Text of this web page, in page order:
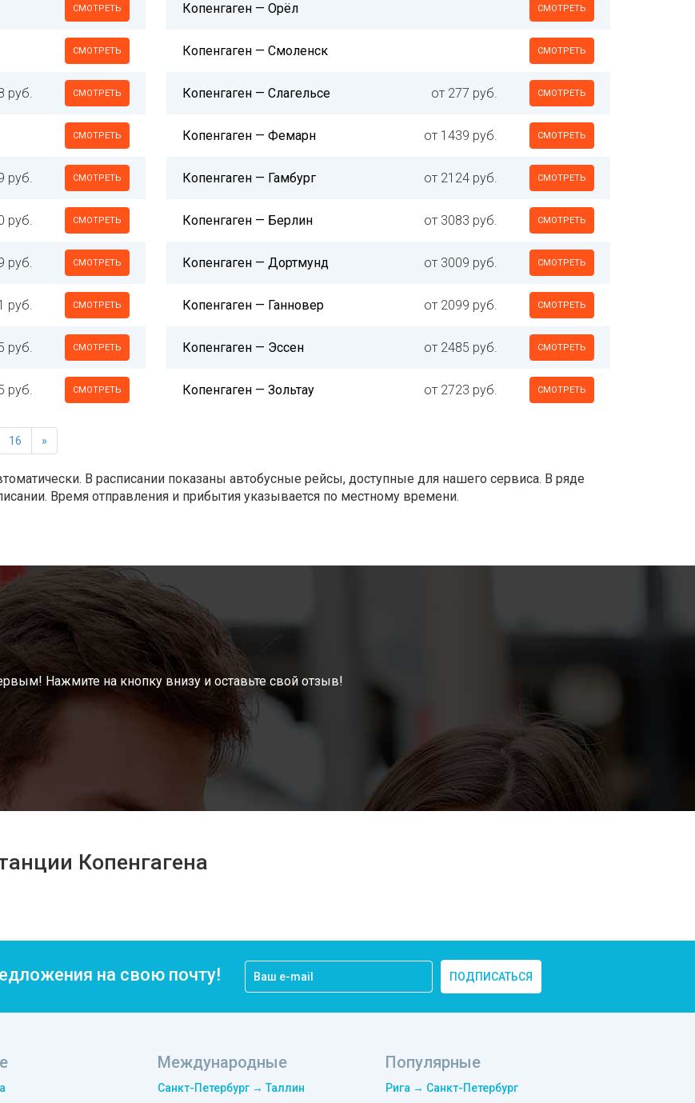
СМОТРЕТЬ Копенгаген — Орёл СМОТРЕТЬ
СМОТРЕТЬ Копенгаген — Смоленск СМОТРЕТЬ
СМОТРЕТЬ
руб. Копенгаген — Слагельсе СМОТРЕТЬ
от 277 руб.
СМОТРЕТЬ Копенгаген — Фемарн СМОТРЕТЬ
от 1439 руб.
СМОТРЕТЬ
руб. Копенгаген — Гамбург СМОТРЕТЬ
от 2124 руб.
СМОТРЕТЬ
руб. Копенгаген — Берлин СМОТРЕТЬ
от 3083 руб.
СМОТРЕТЬ
руб. Копенгаген — Дортмунд СМОТРЕТЬ
от 3009 руб.
СМОТРЕТЬ
руб. Копенгаген — Ганновер СМОТРЕТЬ
от 2099 руб.
СМОТРЕТЬ
руб. Копенгаген — Эссен СМОТРЕТЬ
от 2485 руб.
СМОТРЕТЬ
руб. Копенгаген — Зольтау СМОТРЕТЬ
от 2723 руб.
16 »
В расписании показаны автобусные рейсы, доступные для нашего сервиса. В ряде
Время отправления и прибытия указывается по местному времени.
Нажмите на кнопку внизу и оставьте свой отзыв!
Копенгагена
на свою почту! ПОДПИСАТЬСЯ
Международные
Санкт-Петербург → Таллин
Популярные
Рига → Санкт-Петербург